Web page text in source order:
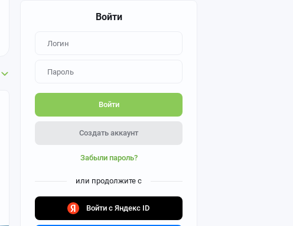
Войти
Войти
Создать аккаунт
Забыли пароль?
или продолжите с
Войти с Яндекс ID